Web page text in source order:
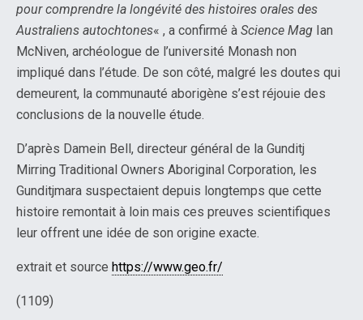
pour comprendre la longévité des histoires orales des
Australiens autochtones« , a confirmé à Science Mag Ian
McNiven, archéologue de l’université Monash non
impliqué dans l’étude. De son côté, malgré les doutes qui
demeurent, la communauté aborigène s’est réjouie des
conclusions de la nouvelle étude.
D’après Damein Bell, directeur général de la Gunditj
Mirring Traditional Owners Aboriginal Corporation, les
Gunditjmara suspectaient depuis longtemps que cette
histoire remontait à loin mais ces preuves scientifiques
leur offrent une idée de son origine exacte.
extrait et source https://www.geo.fr/
(1109)